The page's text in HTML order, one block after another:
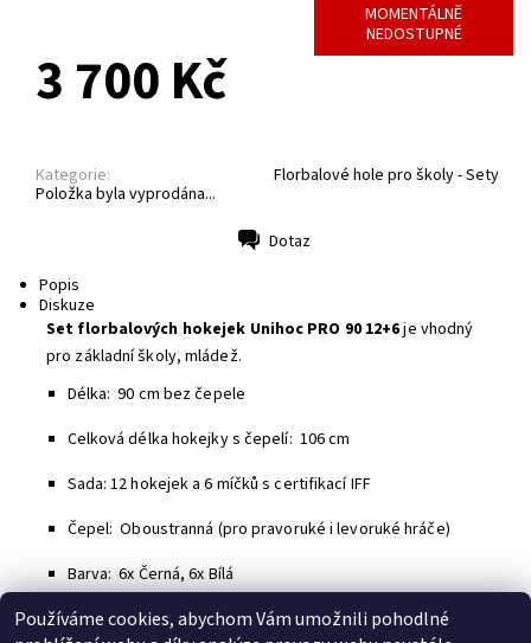
MOMENTÁLNĚ
NEDOSTUPNÉ
3 700 Kč
Kategorie:
Florbalové hole pro školy - Sety
Položka byla vyprodána...
Dotaz
Popis
Diskuze
Set florbalových hokejek Unihoc PRO 90 12+6je vhodný
pro základní školy, mládež.
Délka: 90 cm bez čepele
Celková délka hokejky s čepelí: 106 cm
Sada: 12 hokejek a 6 míčků s certifikací IFF
Čepel: Oboustranná (pro pravoruké i levoruké hráče)
Barva: 6x Černá, 6x Bílá
Buďte první, kdo napíše příspěvek k této položce.
Používáme cookies, abychom Vám umožnili pohodlné